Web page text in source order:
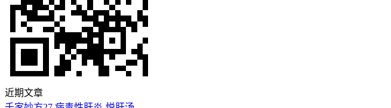
近期文章